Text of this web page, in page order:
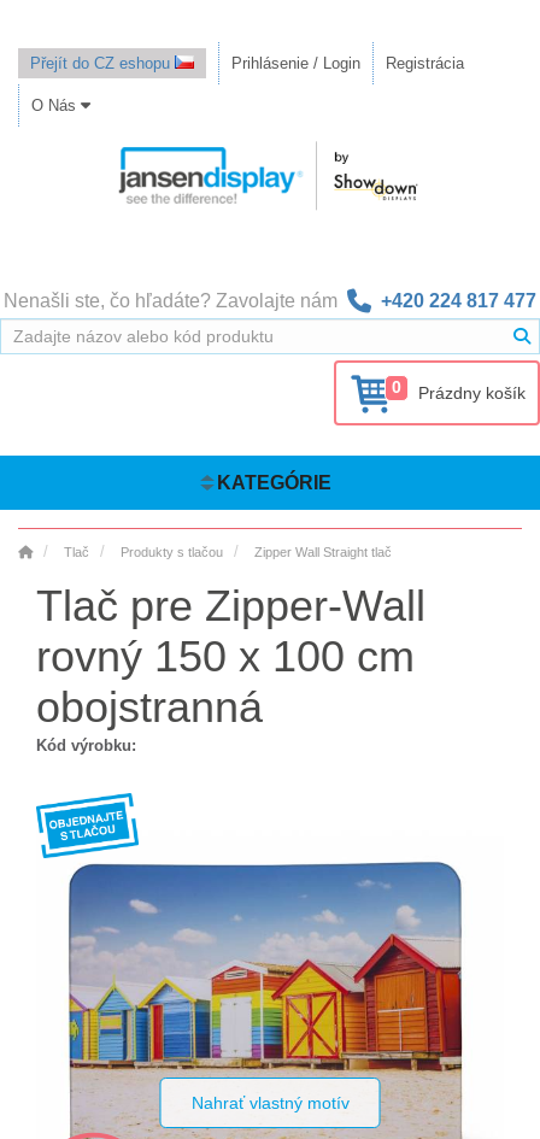
Přejít do CZ eshopu Prihlásenie / Login Registrácia
O Nás
Nenašli ste, čo hľadáte? Zavolajte nám +420 224 817 477
0 Prázdny košík
KATEGÓRIE
Tlač Produkty s tlačou Zipper Wall Straight tlač
Tlač pre Zipper-Wall
rovný 150 x 100 cm
obojstranná
Kód výrobku:
Nahrať vlastný motív